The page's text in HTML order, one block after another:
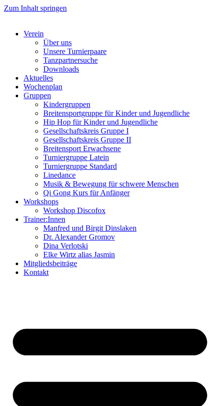
Zum Inhalt springen
Verein
Über uns
Unsere Turnierpaare
Tanzpartnersuche
Downloads
Aktuelles
Wochenplan
Gruppen
Kindergruppen
Breitensportgruppe für Kinder und Jugendliche
Hip Hop für Kinder und Jugendliche​
Gesellschaftskreis Gruppe I
Gesellschaftskreis Gruppe II
Breitensport Erwachsene
Turniergruppe Latein
Turniergruppe Standard
Linedance
Musik & Bewegung für schwere Menschen​
Qi Gong Kurs für Anfänger
Workshops
Workshop Discofox
Trainer:Innen
Manfred und Birgit Dinslaken
Dr. Alexander Gromov
Dina Verlotski
Elke Wirtz alias Jasmin
Mitgliedsbeiträge
Kontakt